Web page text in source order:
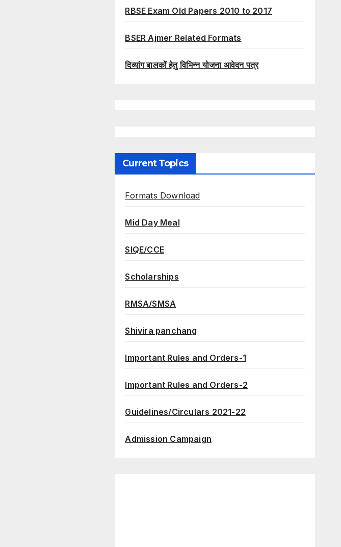
RBSE Exam Old Papers 2010 to 2017
BSER Ajmer Related Formats
दिव्यांग बालकों हेतु विभिन्न योजना आवेदन पत्र
Current Topics
Formats Download
Mid Day Meal
SIQE/CCE
Scholarships
RMSA/SMSA
Shivira panchang
Important Rules and Orders-1
Important Rules and Orders-2
Guidelines/Circulars 2021-22
Admission Campaign